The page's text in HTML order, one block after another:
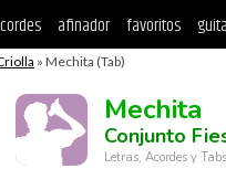
afinador favoritos
» Mechita (Tab)
Mechita
Conjunto
Letras, Acordes y